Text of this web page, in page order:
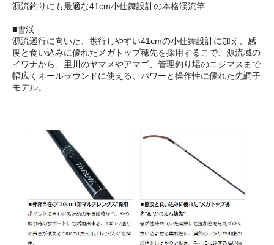
源流釣りにも最適な41cm小仕舞設計の本格渓流竿
■雪渓
源流遡行に向いた、携行しやすい41cmの小仕舞設計に加え、感
度と食い込みに優れたメガトップ穂先を採用するこで、源流域の
イワナから、里川のヤマメやアマゴ、管理釣り場のニジマスまで
幅広くオールラウンドに使える、パワーと操作性に優れた先調子
モデル。